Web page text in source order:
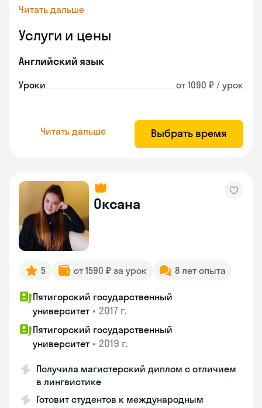
Читать дальше
Услуги и цены
Английский язык
Уроки от 1090 ₽ / урок
Читать дальше Выбрать время
Оксана
5 от 1590 ₽ за урок 8 лет опыта
Пятигорский государственный
университет • 2017 г.
Пятигорский государственный
университет • 2019 г.
Получила магистерский диплом с отличием
в лингвистике
Готовит студентов к международным